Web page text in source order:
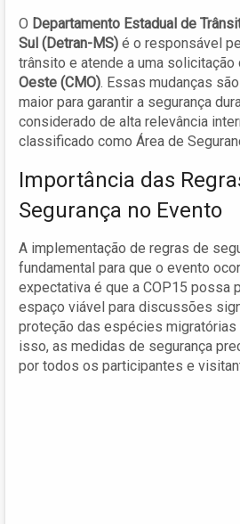
O Departamento Estadual de
Sul (Detran-MS) é o responsável
trânsito e atende a uma solicitação
Oeste (CMO). Essas mudanças
maior para garantir a segurança
considerado de alta relevância
classificado como Área de
Importância das
Segurança no Evento
A implementação de regras de
fundamental para que o evento
expectativa é que a COP15 possa
espaço viável para discussões
proteção das espécies migratórias
isso, as medidas de segurança
por todos os participantes e